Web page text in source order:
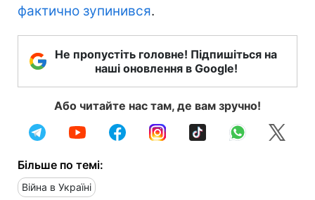
фактично зупинився.
Не пропустіть головне! Підпишіться на
наші оновлення в Google!
Або читайте нас там, де вам зручно!
Більше по темі:
Війна в Україні